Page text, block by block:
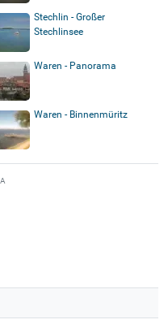
Stechlin - Großer
Stechlinsee
Waren - Panorama
Waren - Binnenmüritz